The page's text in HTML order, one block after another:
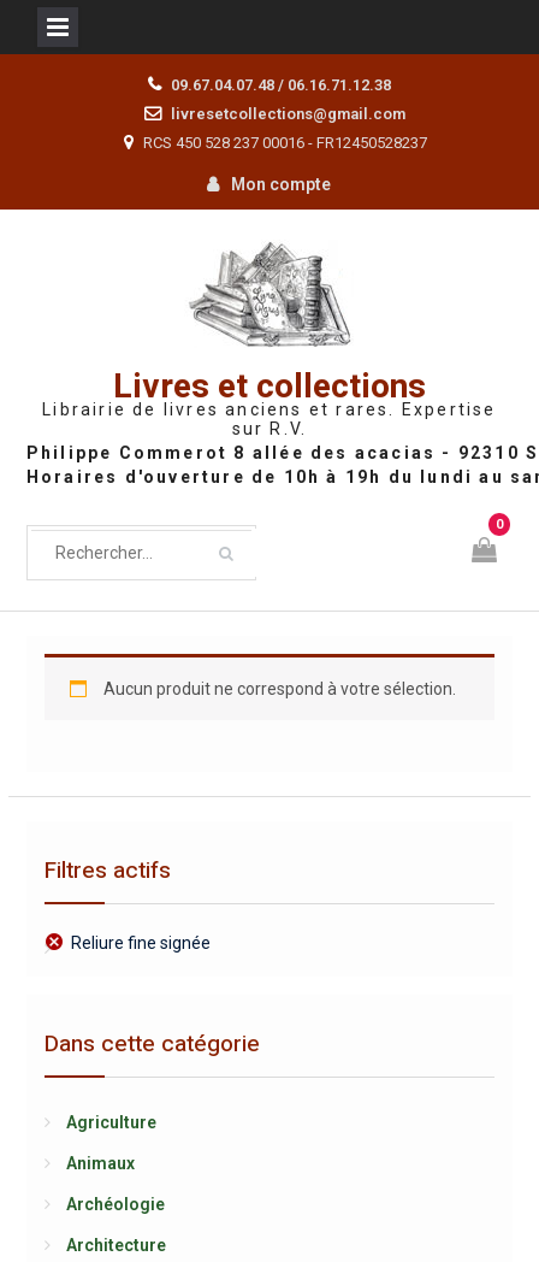
09.67.04.07.48 / 06.16.71.12.38
livresetcollections@gmail.com
RCS 450 528 237 00016 - FR12450528237
Mon compte
Livres et collections
Librairie de livres anciens et rares. Expertise
sur R.V.
0
Aucun produit ne correspond à votre sélection.
Filtres actifs
Reliure fine signée
Dans cette catégorie
Agriculture
Animaux
Archéologie
Architecture